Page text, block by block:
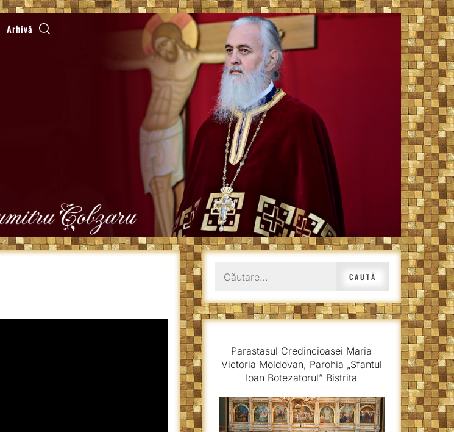
Arhivă
după:
Parastasul Credincioasei Maria
Victoria Moldovan, Parohia „Sfantul
Ioan Botezatorul” Bistrita